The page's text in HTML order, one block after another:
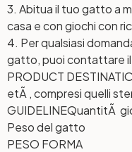
3. Abitua il tuo gatto a
casa e con giochi con
4. Per qualsiasi
gatto, puoi contattare
PRODUCT
etÃ , compresi quelli
GUIDELINEQuantitÃ
Peso del gatto
PESO FORMA